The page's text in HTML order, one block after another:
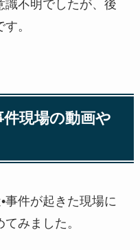
識不明でしたが、後
。
件現場の動画や
事件が起きた現場に
みました。